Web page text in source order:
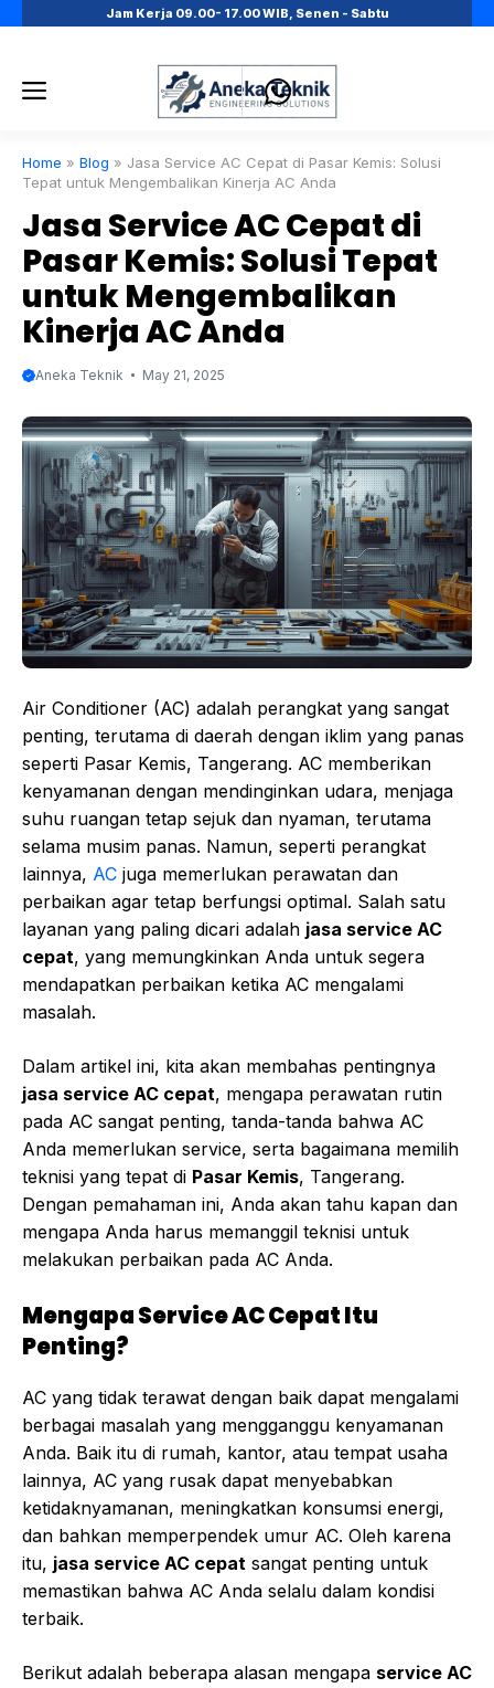
Jam Kerja 09.00- 17.00 WIB, Senen - Sabtu
Menu
Home » Blog » Jasa Service AC Cepat di Pasar Kemis: Solusi
Tepat untuk Mengembalikan Kinerja AC Anda
Jasa Service AC Cepat di
Pasar Kemis: Solusi Tepat
untuk Mengembalikan
Kinerja AC Anda
Aneka Teknik May 21, 2025
Air Conditioner (AC) adalah perangkat yang sangat
penting, terutama di daerah dengan iklim yang panas
seperti Pasar Kemis, Tangerang. AC memberikan
kenyamanan dengan mendinginkan udara, menjaga
suhu ruangan tetap sejuk dan nyaman, terutama
selama musim panas. Namun, seperti perangkat
lainnya, AC juga memerlukan perawatan dan
perbaikan agar tetap berfungsi optimal. Salah satu
layanan yang paling dicari adalah jasa service AC
cepat, yang memungkinkan Anda untuk segera
mendapatkan perbaikan ketika AC mengalami
masalah.
Dalam artikel ini, kita akan membahas pentingnya
jasa service AC cepat, mengapa perawatan rutin
pada AC sangat penting, tanda-tanda bahwa AC
Anda memerlukan service, serta bagaimana memilih
teknisi yang tepat di Pasar Kemis, Tangerang.
Dengan pemahaman ini, Anda akan tahu kapan dan
mengapa Anda harus memanggil teknisi untuk
melakukan perbaikan pada AC Anda.
Mengapa Service AC Cepat Itu
Penting?
AC yang tidak terawat dengan baik dapat mengalami
berbagai masalah yang mengganggu kenyamanan
Anda. Baik itu di rumah, kantor, atau tempat usaha
lainnya, AC yang rusak dapat menyebabkan
ketidaknyamanan, meningkatkan konsumsi energi,
dan bahkan memperpendek umur AC. Oleh karena
itu, jasa service AC cepat sangat penting untuk
memastikan bahwa AC Anda selalu dalam kondisi
terbaik.
Berikut adalah beberapa alasan mengapa service AC